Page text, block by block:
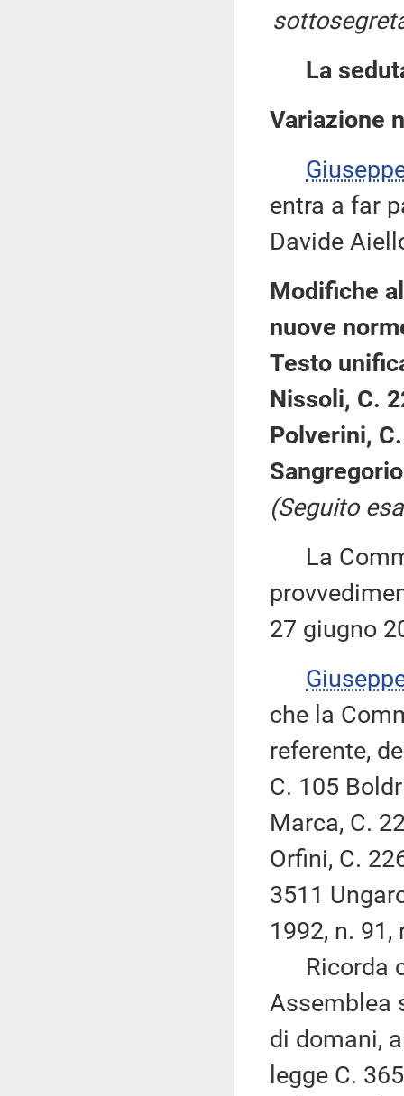
La
Variazione
entra a far
Davide
Modifiche
nuove
Testo
Nissoli, C.
Polverini,
(Seguito
La
27 giugno
che la
referente,
C. 105
Marca, C.
Orfini, C.
3511
1992, n.
Ricorda
Assemblea
di domani,
legge C.